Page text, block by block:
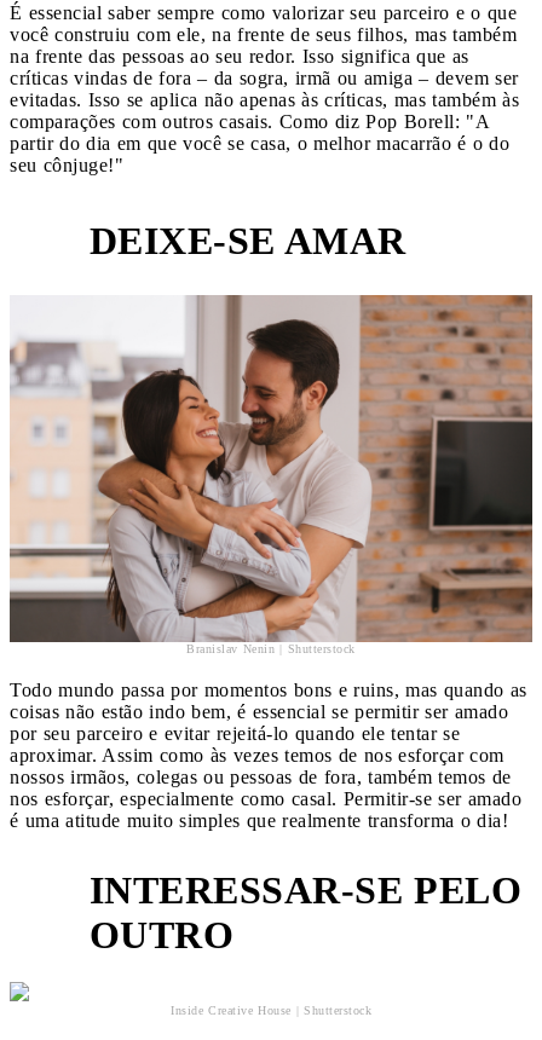
É essencial saber sempre como valorizar seu parceiro e o que
você construiu com ele, na frente de seus filhos, mas também
na frente das pessoas ao seu redor. Isso significa que as
críticas vindas de fora – da sogra, irmã ou amiga – devem ser
evitadas. Isso se aplica não apenas às críticas, mas também às
comparações com outros casais. Como diz Pop Borell: "A
partir do dia em que você se casa, o melhor macarrão é o do
seu cônjuge!"
DEIXE-SE AMAR
Branislav Nenin | Shutterstock
Todo mundo passa por momentos bons e ruins, mas quando as
coisas não estão indo bem, é essencial se permitir ser amado
por seu parceiro e evitar rejeitá-lo quando ele tentar se
aproximar. Assim como às vezes temos de nos esforçar com
nossos irmãos, colegas ou pessoas de fora, também temos de
nos esforçar, especialmente como casal. Permitir-se ser amado
é uma atitude muito simples que realmente transforma o dia!
INTERESSAR-SE PELO
OUTRO
Inside Creative House | Shutterstock